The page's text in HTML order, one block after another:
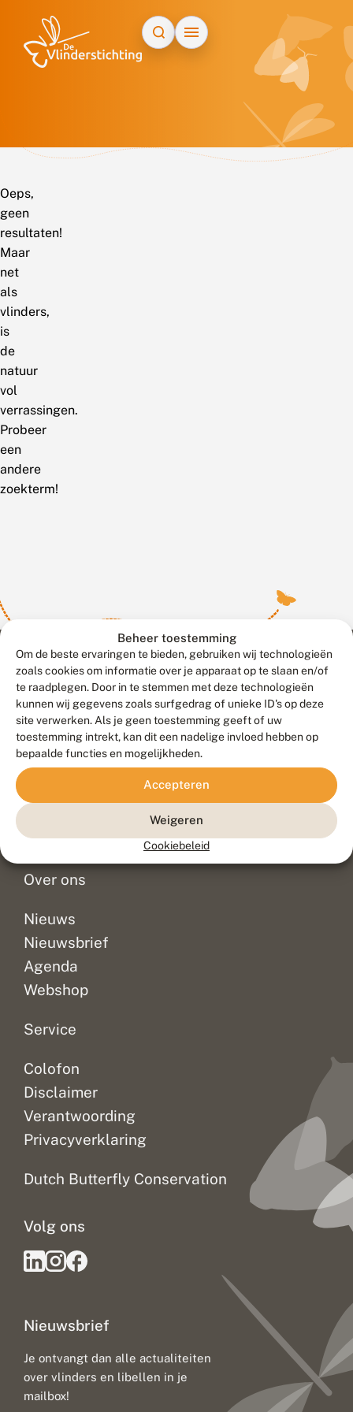
Beheer toestemming
Om de beste ervaringen te bieden, gebruiken wij technologieën
zoals cookies om informatie over je apparaat op te slaan en/of
te raadplegen. Door in te stemmen met deze technologieën
kunnen wij gegevens zoals surfgedrag of unieke ID's op deze
site verwerken. Als je geen toestemming geeft of uw
toestemming intrekt, kan dit een nadelige invloed hebben op
bepaalde functies en mogelijkheden.
Accepteren
Weigeren
Cookiebeleid
Oeps,
geen
resultaten!
Maar
net
als
vlinders,
is
de
natuur
vol
verrassingen.
Probeer
een
andere
zoekterm!
Contact
Veelgestelde vragen
Doneer
Over ons
Nieuws
Nieuwsbrief
Agenda
Webshop
Service
Colofon
Disclaimer
Verantwoording
Privacyverklaring
Dutch Butterfly Conservation
Nieuwsbrief
Je ontvangt dan alle actualiteiten
over vlinders en libellen in je
mailbox!
Volg ons
Meld waarnemingen© 2026 Vlinderstichting
Duurzaam ontwikkeld door
Go2People
, ontworpen door
Blue Field Agency
Privacy
Disclaimer
Sitemap